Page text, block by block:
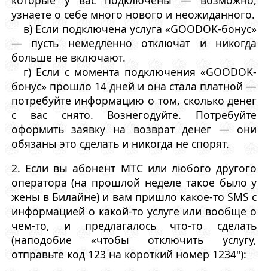
узнаете о себе много нового и неожиданного.
в) Если подключена услуга «GOODOK-бонус»
— пусть немедленно отключат и никогда
больше не включают.
г) Если с момента подключения «GOODOK-
бонус» прошло 14 дней и она стала платной —
потребуйте информацию о том, сколько денег
с вас снято. Вознегодуйте. Потребуйте
оформить заявку на возврат денег — они
обязаны это сделать и никогда не спорят.
2. Если вы абонент МТС или любого другого
оператора (на прошлой неделе такое было у
жены в Билайне) и вам пришло какое-то SMS с
информацией о какой-то услуге или вообще о
чем-то, и предлагалось что-то сделать
(наподобие «чтобы отключить услугу,
отправьте код 123 на короткий номер 1234"):